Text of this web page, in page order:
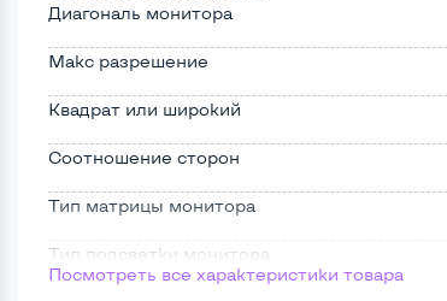
Диагональ монитора
Макс разрешение
Квадрат или широкий
Соотношение сторон
Тип матрицы монитора
Тип подсветки монитора
Посмотреть все характеристики товара